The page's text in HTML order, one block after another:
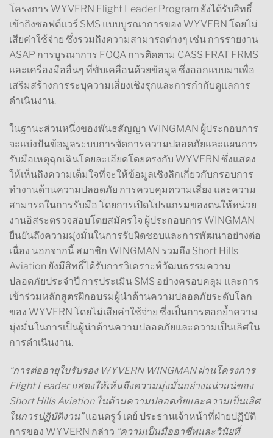
โครงการ WYVERN Flight Leader Program ยังได้รับสิทธิ์
เข้าถึงซอฟต์แวร์ SMS แบบบูรณาการของ WYVERN โดยไม่
เสียค่าใช้จ่าย ซึ่งรวมถึงความสามารถต่างๆ เช่น การรายงาน
ASAP การบูรณาการ FOQA การติดตาม CASS FRAT FRMS
และเครื่องมืออื่นๆ ที่ขับเคลื่อนด้วยข้อมูล ซึ่งออกแบบมาเพื่อ
เสริมสร้างการระบุความเสี่ยงเชิงรุกและการกำกับดูแลการ
ดำเนินงาน.
ในฐานะส่วนหนึ่งของพันธสัญญา WINGMAN ผู้ประกอบการ
จะแบ่งปันข้อมูลระบบการจัดการความปลอดภัยและแผนการ
รับมือเหตุฉุกเฉินโดยละเอียดโดยตรงกับ WYVERN ซึ่งแสดง
ให้เห็นถึงความเต็มใจที่จะให้ข้อมูลเชิงลึกเกี่ยวกับกรอบการ
ทำงานด้านความปลอดภัย การควบคุมความเสี่ยง และความ
สามารถในการรับมือ โดยการเปิดโปรแกรมของตนให้หน่วย
งานอิสระตรวจสอบโดยสมัครใจ ผู้ประกอบการ WINGMAN
ยืนยันถึงความมุ่งมั่นในการรับผิดชอบและการพัฒนาอย่างต่อ
เนื่อง นอกจากนี้ สมาชิก WINGMAN รวมถึง Short Hills
Aviation ยังมีสิทธิ์ได้รับการวิเคราะห์วัฒนธรรมความ
ปลอดภัยประจำปี การประเมิน SMS อย่างครอบคลุม และการ
เข้าร่วมหลักสูตรฝึกอบรมผู้นำด้านความปลอดภัยระดับโลก
ของ WYVERN โดยไม่เสียค่าใช้จ่าย ซึ่งเป็นการตอกย้ำความ
มุ่งมั่นในการเป็นผู้นำด้านความปลอดภัยและความเป็นเลิศใน
การดำเนินงาน.
“การต่ออายุใบรับรอง WYVERN WINGMAN ผ่านโครงการ
Flight Leader แสดงให้เห็นถึงความมุ่งมั่นอย่างแน่วแน่ของ
Short Hills Aviation ในด้านความปลอดภัยและความเป็นเลิศ
ในการปฏิบัติงาน”แอนดรูว์ เดย์ ประธานเจ้าหน้าที่ฝ่ายปฏิบัติ
การของ WYVERN กล่าว “ความเป็นมืออาชีพและวินัยที่